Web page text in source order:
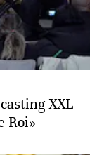
XXL
Roi»